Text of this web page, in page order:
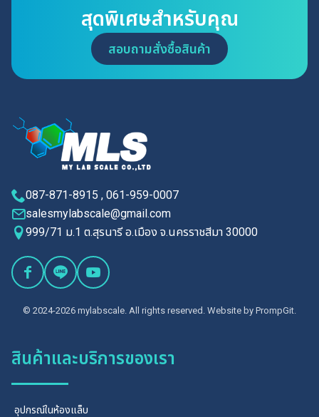
สุดพิเศษสำหรับคุณ
สอบถามสั่งซื้อสินค้า
087-871-8915 , 061-959-0007
salesmylabscale@gmail.com
999/71 ม.1 ต.สุรนารี อ.เมือง จ.นครราชสีมา 30000
© 2024-2026 mylabscale. All rights reserved. Website by PrompGit.
สินค้าและบริการของเรา
อุปกรณ์ในห้องแล็บ